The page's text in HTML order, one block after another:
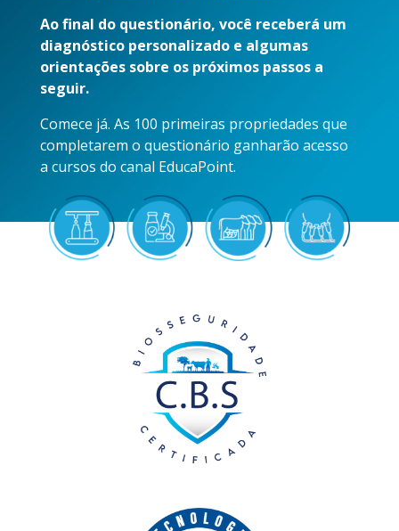
Ao final do questionário, você receberá um
diagnóstico personalizado e algumas
orientações sobre os próximos passos a
seguir.
Comece já. As 100 primeiras propriedades que
completarem o questionário ganharão acesso
a cursos do canal EducaPoint.